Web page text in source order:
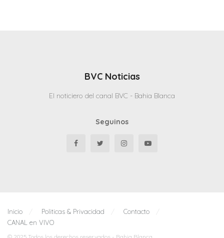
BVC Noticias
El noticiero del canal BVC - Bahia Blanca
Seguinos
Inicio Politicas & Privacidad
Contacto
CANAL en VIVO